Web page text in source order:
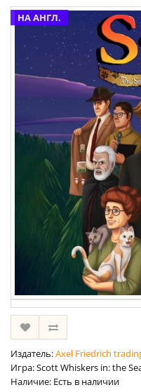
НА АНГЛ.
Издатель:Axel Friedrich
Игра: Scott Whiskers in: the
Наличие: Есть в наличии